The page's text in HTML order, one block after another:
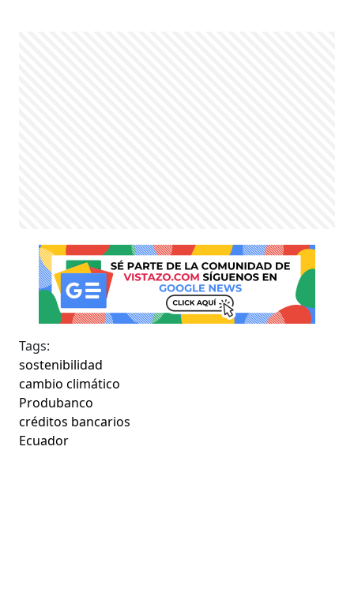
Tags:
sostenibilidad
cambio climático
Produbanco
créditos bancarios
Ecuador